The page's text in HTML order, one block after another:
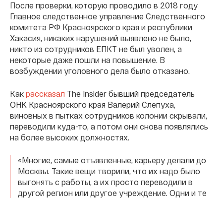
После проверки, которую проводило в 2018 году
Главное следственное управление Следственного
комитета РФ Красноярского края и республики
Хакасия, никаких нарушений выявлено не было,
никто из сотрудников ЕПКТ не был уволен, а
некоторые даже пошли на повышение. В
возбуждении уголовного дела было отказано.
Как рассказал The Insider бывший председатель
ОНК Красноярского края Валерий Слепуха,
виновных в пытках сотрудников колонии скрывали,
переводили куда-то, а потом они снова появлялись
на более высоких должностях.
«Многие, самые отъявленные, карьеру делали до
Москвы. Такие вещи творили, что их надо было
выгонять с работы, а их просто переводили в
другой регион или другое учреждение. Одни и те